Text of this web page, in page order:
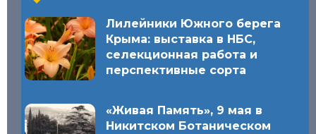
Лилейники Южного берега
Крыма: выставка в НБС,
селекционная работа и
перспективные сорта
«Живая Память», 9 мая в
Никитском Ботаническом